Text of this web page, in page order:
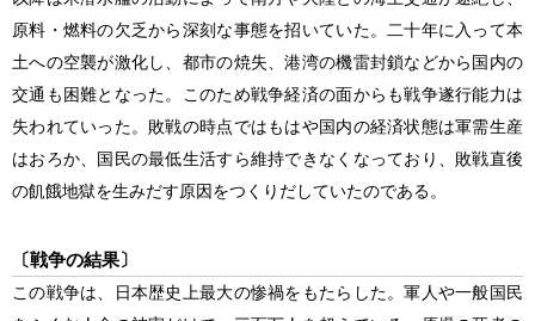
原料・燃料の欠乏から深刻な事態を招いていた。二十年に入って本
土への空襲が激化し、都市の焼失、港湾の機雷封鎖などから国内の
交通も困難となった。このため戦争経済の面からも戦争遂行能力は
失われていった。敗戦の時点ではもはや国内の経済状態は軍需生産
はおろか、国民の最低生活すら維持できなくなっており、敗戦直後
の飢餓地獄を生みだす原因をつくりだしていたのである。
〔戦争の結果〕
この戦争は、日本歴史上最大の惨禍をもたらした。軍人や一般国民